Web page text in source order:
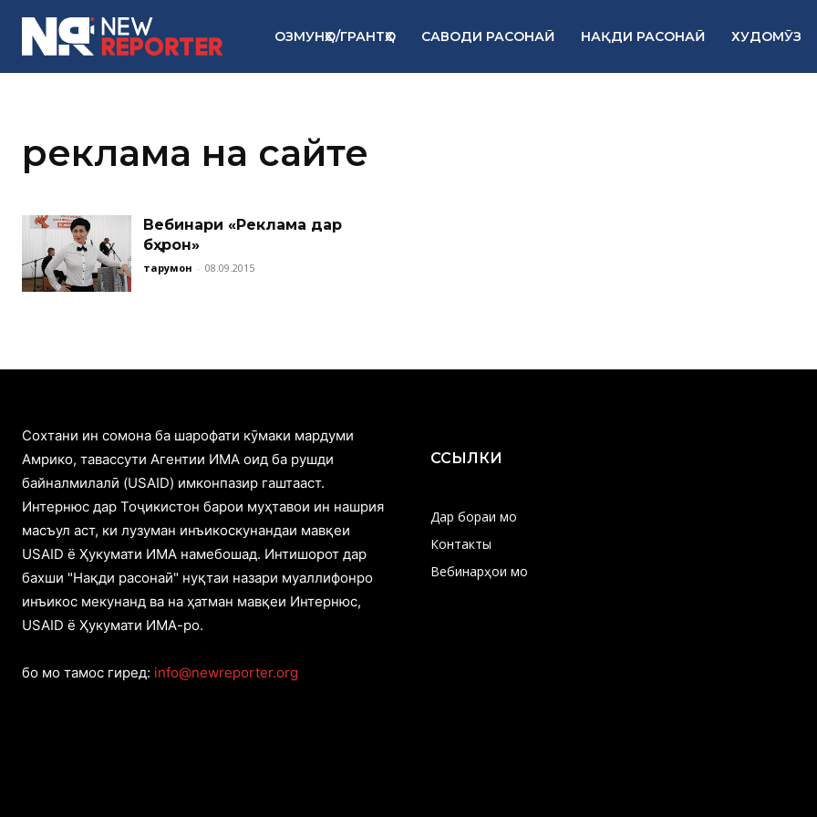
ОЗМУНҲО/ГРАНТҲО САВОДИ РАСОНАӢ НАҚДИ РАСОНАӢ ХУДОМӮЗ
реклама на сайте
Вебинари «Реклама дар
бӯҳрон»
тарҷумон - 08.09.2015
Cохтани ин сомона ба шарофати кӯмаки мардуми
Амрико, тавассути Агентии ИМА оид ба рушди
байналмилалӣ (USAID) имконпазир гаштааст.
Интернюс дар Тоҷикистон барои муҳтавои ин нашрия
масъул аст, ки лузуман инъикоскунандаи мавқеи
USAID ё Ҳукумати ИМА намебошад. Интишорот дар
бахши "Нақди расонаӣ" нуқтаи назари муаллифонро
инъикос мекунанд ва на ҳатман мавқеи Интернюс,
USAID ё Ҳукумати ИМА-ро.
бо мо тамос гиред: info@newreporter.org
ССЫЛКИ
Дар бораи мо
Контакты
Вебинарҳои мо